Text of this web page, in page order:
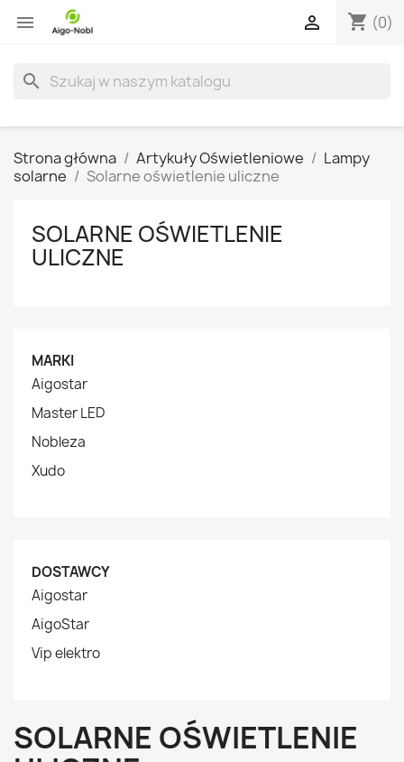
 shopping_cart (0)

search
Strona główna Artykuły Oświetleniowe
Lampy
solarne
Solarne oświetlenie uliczne
SOLARNE OŚWIETLENIE
ULICZNE
MARKI
Aigostar
Master LED
Nobleza
Xudo
DOSTAWCY
Aigostar
AigoStar
Vip elektro
SOLARNE OŚWIETLENIE